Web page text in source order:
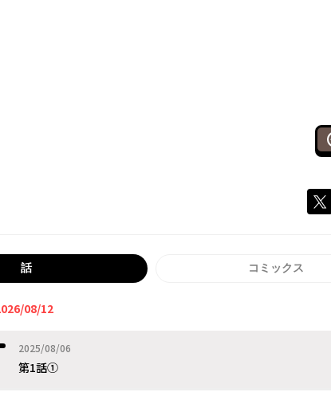
話 コミックス
08/12
2025/08/06
2025年08月06日
第1話①